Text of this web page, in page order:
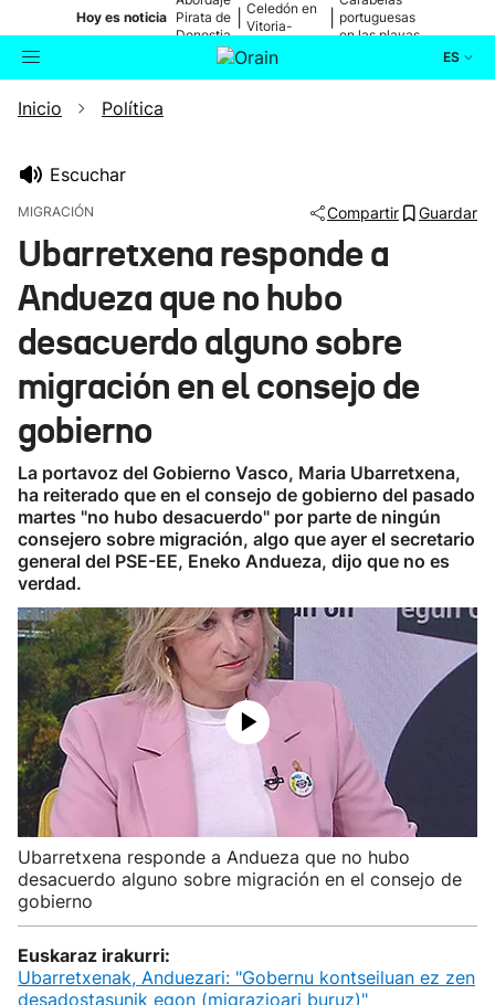
Hoy es noticia Pirata de
Donostia
Celedón en
Vitoria-
portuguesas
en las playas
ES
Buscador
Ikusmiran
Eguraldia
Inicio Política
Escuchar
MIGRACIÓN Compartir Guardar
Ubarretxena responde a
Andueza que no hubo
desacuerdo alguno sobre
migración en el consejo de
gobierno
La portavoz del Gobierno Vasco, Maria Ubarretxena,
ha reiterado que en el consejo de gobierno del pasado
martes "no hubo desacuerdo" por parte de ningún
consejero sobre migración, algo que ayer el secretario
general del PSE-EE, Eneko Andueza, dijo que no es
verdad.
Ubarretxena responde a Andueza que no hubo
desacuerdo alguno sobre migración en el consejo de
gobierno
Euskaraz irakurri:
Ubarretxenak, Anduezari: "Gobernu kontseiluan ez zen
desadostasunik egon (migrazioari buruz)"